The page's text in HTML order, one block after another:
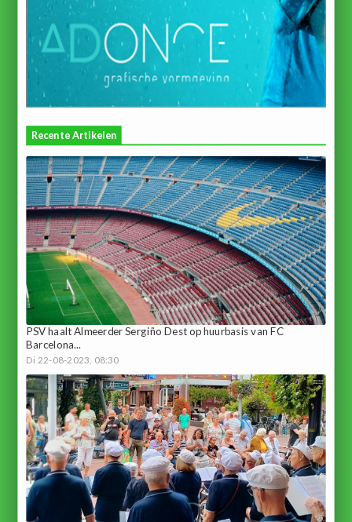
Recente Artikelen
PSV haalt Almeerder Sergiño Dest op huurbasis van FC
Barcelona...
Di 22-08-2023, 08:30